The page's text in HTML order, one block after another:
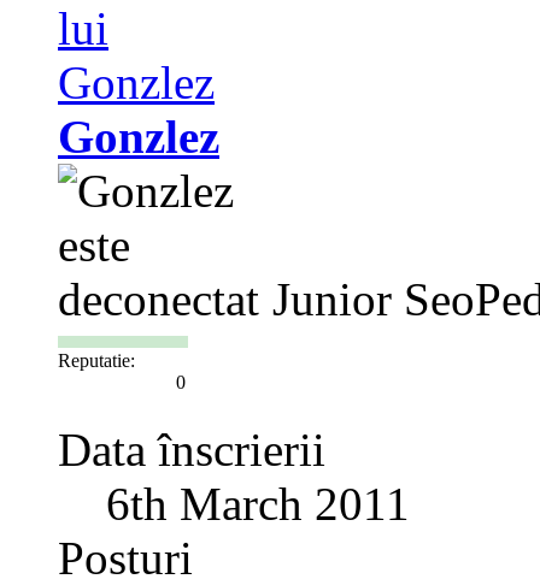
Gonzlez
Junior
Reputatie:
0
Data înscrierii
6th March 2011
Posturi